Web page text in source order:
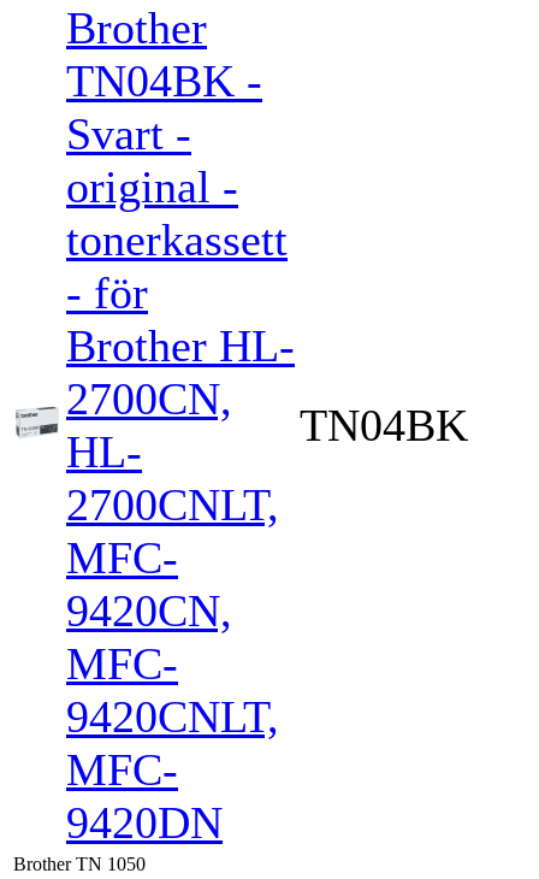
Brother
TN04BK -
Svart -
original -
tonerkassett
- för
Brother HL-
2700CN,
HL-
2700CNLT,
MFC-
9420CN,
MFC-
9420CNLT,
MFC-
9420DN
TN04BK
Brother TN 1050